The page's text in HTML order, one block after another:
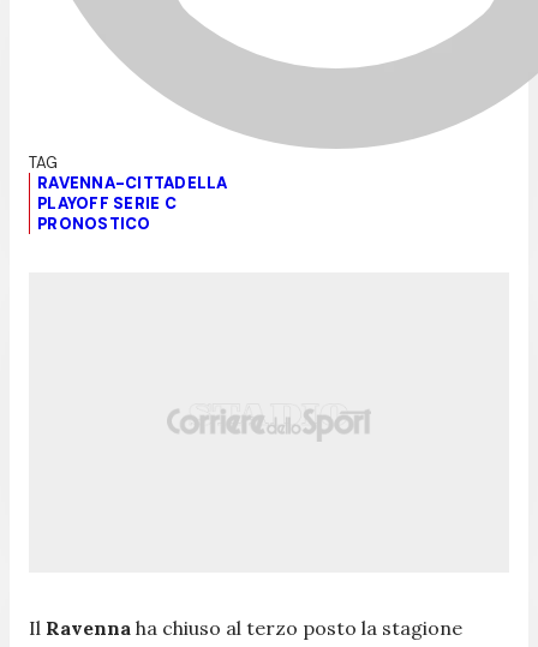
RAVENNA-CITTADELLA
PLAYOFF SERIE C
PRONOSTICO
Il Ravenna ha chiuso al terzo posto la stagione